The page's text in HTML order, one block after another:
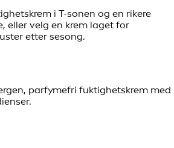
i T-sonen og en rikere
eller velg en krem laget for
etter sesong.
parfymefri fuktighetskrem med